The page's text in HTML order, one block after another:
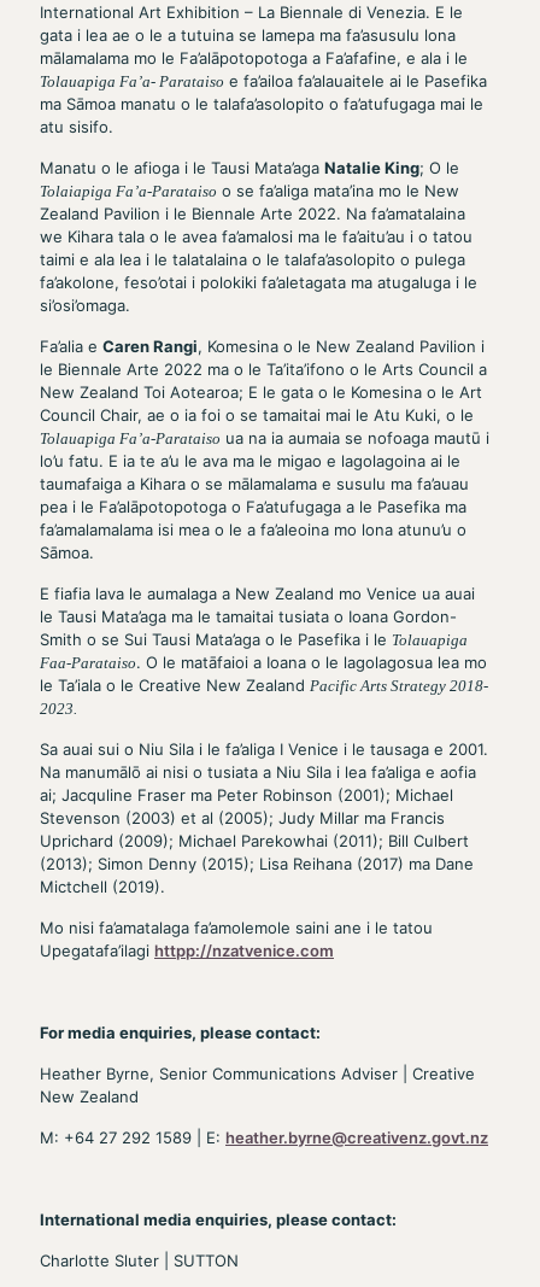
International Art Exhibition – La Biennale di Venezia. E le
gata i lea ae o le a tutuina se lamepa ma fa’asusulu lona
mālamalama mo le Fa’alāpotopotoga a Fa’afafine, e ala i le
Tolauapiga Fa’a- Parataiso e fa’ailoa fa’alauaitele ai le Pasefika
ma Sāmoa manatu o le talafa’asolopito o fa’atufugaga mai le
atu sisifo.
Manatu o le afioga i le Tausi Mata’aga Natalie King; O le
Tolaiapiga Fa’a-Parataiso o se fa’aliga mata’ina mo le New
Zealand Pavilion i le Biennale Arte 2022. Na fa’amatalaina
we Kihara tala o le avea fa’amalosi ma le fa’aitu’au i o tatou
taimi e ala lea i le talatalaina o le talafa’asolopito o pulega
fa’akolone, feso’otai i polokiki fa’aletagata ma atugaluga i le
si’osi’omaga.
Fa’alia e Caren Rangi, Komesina o le New Zealand Pavilion i
le Biennale Arte 2022 ma o le Ta’ita’ifono o le Arts Council a
New Zealand Toi Aotearoa; E le gata o le Komesina o le Art
Council Chair, ae o ia foi o se tamaitai mai le Atu Kuki, o le
Tolauapiga Fa’a-Parataiso ua na ia aumaia se nofoaga mautū i
lo’u fatu. E ia te a’u le ava ma le migao e lagolagoina ai le
taumafaiga a Kihara o se mālamalama e susulu ma fa’auau
pea i le Fa’alāpotopotoga o Fa’atufugaga a le Pasefika ma
fa’amalamalama isi mea o le a fa’aleoina mo lona atunu’u o
Sāmoa.
E fiafia lava le aumalaga a New Zealand mo Venice ua auai
le Tausi Mata’aga ma le tamaitai tusiata o Ioana Gordon-
Smith o se Sui Tausi Mata’aga o le Pasefika i le Tolauapiga
Faa-Parataiso. O le matāfaioi a Ioana o le lagolagosua lea mo
le Ta’iala o le Creative New Zealand Pacific Arts Strategy 2018-
2023.
Sa auai sui o Niu Sila i le fa’aliga I Venice i le tausaga e 2001.
Na manumālō ai nisi o tusiata a Niu Sila i lea fa’aliga e aofia
ai; Jacquline Fraser ma Peter Robinson (2001); Michael
Stevenson (2003) et al (2005); Judy Millar ma Francis
Uprichard (2009); Michael Parekowhai (2011); Bill Culbert
(2013); Simon Denny (2015); Lisa Reihana (2017) ma Dane
Mictchell (2019).
Mo nisi fa’amatalaga fa’amolemole saini ane i le tatou
Upegatafa’ilagi httpp://nzatvenice.com
For media enquiries, please contact:
Heather Byrne, Senior Communications Adviser | Creative
New Zealand
M: +64 27 292 1589 | E: heather.byrne@creativenz.govt.nz
International media enquiries, please contact:
Charlotte Sluter | SUTTON